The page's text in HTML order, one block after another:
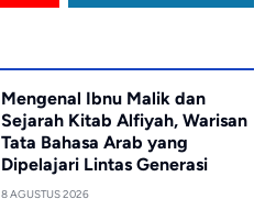
Mengenal Ibnu Malik dan
Sejarah Kitab Alfiyah, Warisan
Tata Bahasa Arab yang
Dipelajari Lintas Generasi
8 AGUSTUS 2026